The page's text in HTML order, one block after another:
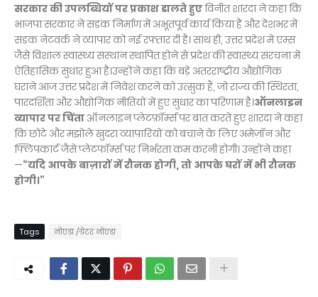
सरकार की उपलब्धियों पर प्रकाश डालते हुएविनीत शारदा ने कहा कि
भाजपा सरकार ने सड़क निर्माण में अभूतपूर्व कार्य किया है और देशभर में
सड़क नेटवर्क ने व्यापार को नई रफ्तार दी है। साथ ही, उत्तर प्रदेश में एम्स
जैसे विशाल स्वास्थ्य संस्थान स्थापित होने से प्रदेश की स्वास्थ्य संरचना में
ऐतिहासिक सुधार हुआ है।उन्होंने कहा कि बड़े अंतरराष्ट्रीय औद्योगिक
घराने आज उत्तर प्रदेश में निवेश करने को उत्सुक हैं, जो राज्य की स्थिरता,
पारदर्शिता और औद्योगिक नीतियों में हुए सुधार का परिणाम है।ऑनलाइन
व्यापार पर चिंता ऑनलाइन प्लेटफ़ॉर्म्स पर बात करते हुए शारदा ने कहा
कि छोटे और मझोले खुदरा व्यापारियों को बचाने के लिए अमेज़ॉन और
फ्लिपकार्ट जैसे प्लेटफॉर्म्स पर निर्भरता कम करनी होगी। उन्होंने कहा
—“यदि आपके बाज़ारों में रौनक होगी, तो आपके घरों में भी रौनक
होगी।”
Tags नोएडा /ग्रेटर नोएडा